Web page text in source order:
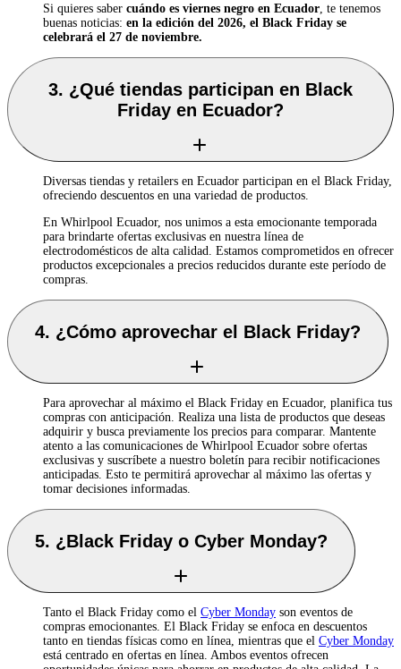
Si quieres saber cuándo es viernes negro en Ecuador , te tenemos
buenas noticias: en la edición del 2026, el Black Friday se
celebrará el 27 de noviembre.
3. ¿Qué tiendas participan en Black
Friday en Ecuador?
Diversas tiendas y retailers en Ecuador participan en el Black Friday,
ofreciendo descuentos en una variedad de productos.
En Whirlpool Ecuador, nos unimos a esta emocionante temporada
para brindarte ofertas exclusivas en nuestra línea de
electrodomésticos de alta calidad. Estamos comprometidos en ofrecer
productos excepcionales a precios reducidos durante este período de
compras.
4. ¿Cómo aprovechar el Black Friday?
Para aprovechar al máximo el Black Friday en Ecuador, planifica tus
compras con anticipación. Realiza una lista de productos que deseas
adquirir y busca previamente los precios para comparar. Mantente
atento a las comunicaciones de Whirlpool Ecuador sobre ofertas
exclusivas y suscríbete a nuestro boletín para recibir notificaciones
anticipadas. Esto te permitirá aprovechar al máximo las ofertas y
tomar decisiones informadas.
5. ¿Black Friday o Cyber Monday?
Tanto el Black Friday como el Cyber Monday son eventos de
compras emocionantes. El Black Friday se enfoca en descuentos
tanto en tiendas físicas como en línea, mientras que el Cyber Monday
está centrado en ofertas en línea. Ambos eventos ofrecen